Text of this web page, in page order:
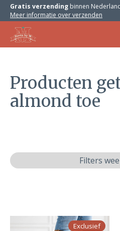
Gratis verzending binnen
Meer informatie over verzenden
Producten
almond toe
Filters
Exclusief